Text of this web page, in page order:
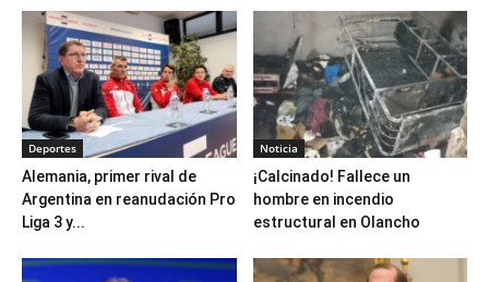
Deportes
Alemania, primer rival de
Argentina en reanudación Pro
Liga 3 y...
Noticia
¡Calcinado! Fallece un
hombre en incendio
estructural en Olancho